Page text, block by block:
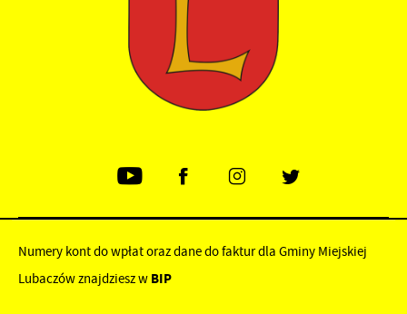
Numery kont do wpłat oraz dane do faktur dla Gminy Miejskiej
Lubaczów znajdziesz w BIP